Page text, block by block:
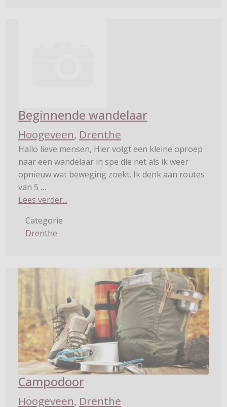
Beginnende wandelaar
Hoogeveen, Drenthe
Hallo lieve mensen, Hier volgt een kleine oproep
naar een wandelaar in spe die net als ik weer
opnieuw wat beweging zoekt. Ik denk aan routes
van 5 ...
Lees verder...
Categorie
Drenthe
Campodoor
Hoogeveen, Drenthe